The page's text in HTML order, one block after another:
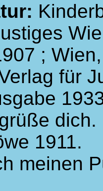
;
für
1911.
meinen